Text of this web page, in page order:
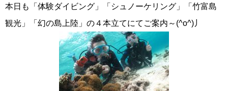
本日も「体験ダイビング」「シュノーケリング」「竹富島
観光」「幻の島上陸」の４本立てにてご案内～(^o^)丿